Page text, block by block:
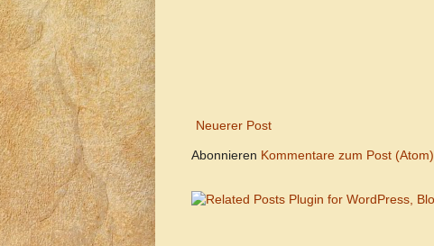
Neuerer Post
Abonnieren Kommentare zum Post (Atom)